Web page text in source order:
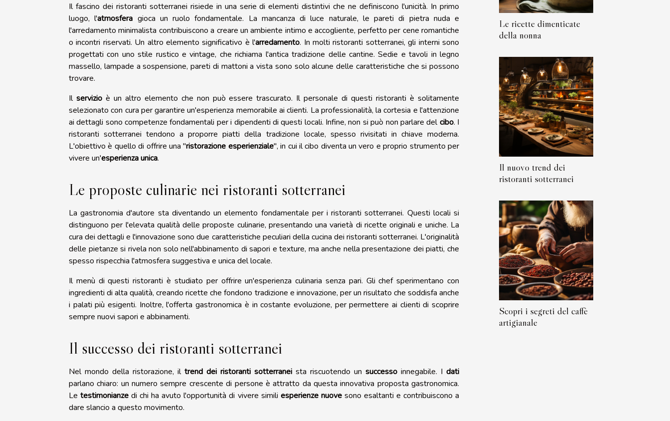
Il fascino dei ristoranti sotterranei risiede in una serie di elementi distintivi che ne definiscono l'unicità. In primo
luogo, l'atmosfera gioca un ruolo fondamentale. La mancanza di luce naturale, le pareti di pietra nuda e
l'arredamento minimalista contribuiscono a creare un ambiente intimo e accogliente, perfetto per cene romantiche
o incontri riservati. Un altro elemento significativo è l'arredamento. In molti ristoranti sotterranei, gli interni sono
progettati con uno stile rustico e vintage, che richiama l'antica tradizione delle cantine. Sedie e tavoli in legno
massello, lampade a sospensione, pareti di mattoni a vista sono solo alcune delle caratteristiche che si possono
trovare.
Il servizioè un altro elemento che non può essere trascurato. Il personale di questi ristoranti è solitamente
selezionato con cura per garantire un'esperienza memorabile ai clienti. La professionalità, la cortesia e l'attenzione
ai dettagli sono competenze fondamentali per i dipendenti di questi locali. Infine, non si può non parlare delcibo. I
ristoranti sotterranei tendono a proporre piatti della tradizione locale, spesso rivisitati in chiave moderna.
L'obiettivo è quello di offrire una "ristorazione esperienziale", in cui il cibo diventa un vero e proprio strumento per
vivere un'esperienza unica.
Le proposte culinarie nei ristoranti sotterranei
La gastronomia d'autore sta diventando un elemento fondamentale per i ristoranti sotterranei. Questi locali si
distinguono per l'elevata qualità delle proposte culinarie, presentando una varietà di ricette originali e uniche. La
cura dei dettagli e l'innovazione sono due caratteristiche peculiari della cucina dei ristoranti sotterranei. L'originalità
delle pietanze si rivela non solo nell'abbinamento di sapori e texture, ma anche nella presentazione dei piatti, che
spesso rispecchia l'atmosfera suggestiva e unica del locale.
Il menù di questi ristoranti è studiato per offrire un'esperienza culinaria senza pari. Gli chef sperimentano con
ingredienti di alta qualità, creando ricette che fondono tradizione e innovazione, per un risultato che soddisfa anche
i palati più esigenti. Inoltre, l'offerta gastronomica è in costante evoluzione, per permettere ai clienti di scoprire
sempre nuovi sapori e abbinamenti.
Il successo dei ristoranti sotterranei
Nel mondo della ristorazione, il trend dei ristoranti sotterranei sta riscuotendo un successo innegabile. I dati
parlano chiaro: un numero sempre crescente di persone è attratto da questa innovativa proposta gastronomica.
Letestimonianze di chi ha avuto l'opportunità di vivere simili esperienze nuovesono esaltanti e contribuiscono a
dare slancio a questo movimento.
Le ricette dimenticate
della nonna
Il nuovo trend dei
ristoranti sotterranei
Scopri i segreti del caffè
artigianale